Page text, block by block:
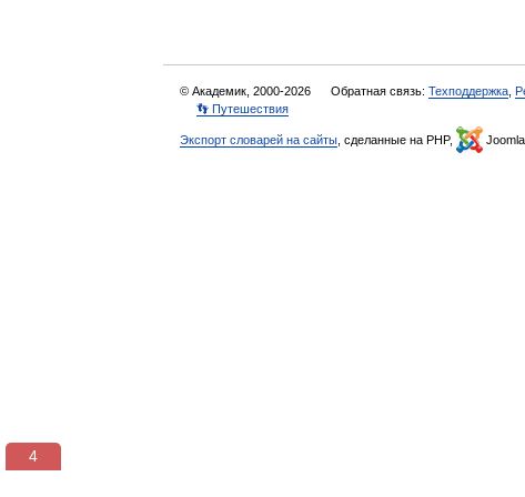
© Академик, 2000-2026 Обратная связь: Техподдержка
👣 Путешествия
Экспорт словарей на сайты , сделанные на PHP, Joomla,
3